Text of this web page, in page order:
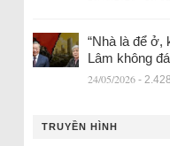
“Nhà là để ở,
Lâm không
24/05/2026 -
TRUYỀN HÌNH